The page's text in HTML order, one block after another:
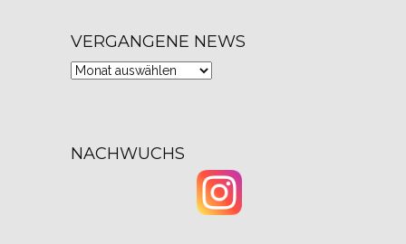
VERGANGENE NEWS
Vergangene
NACHWUCHS